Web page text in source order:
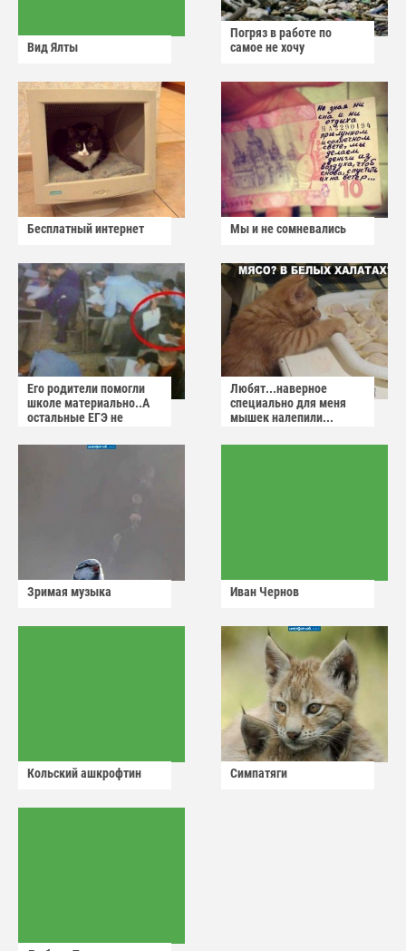
Вид Ялты
Погряз в работе по
самое не хочу
Бесплатный интернет Мы и не сомневались
Его родители помогли
школе материально..А
остальные ЕГЭ не
Любят...наверное
специально для меня
мышек налепили...
Зримая музыка Иван Чернов
Кольский ашкрофтин Симпатяги